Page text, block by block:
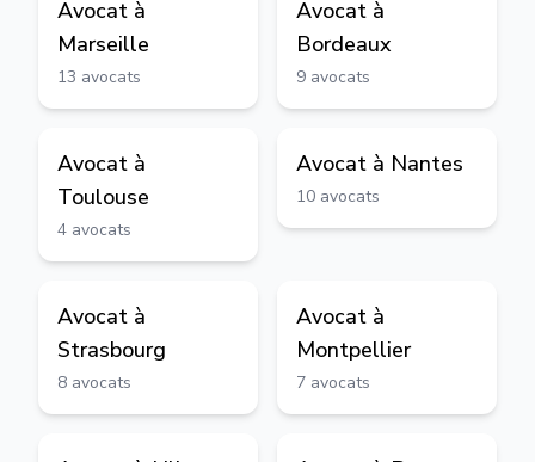
Avocat à
Marseille
13 avocats
Avocat à
Bordeaux
9 avocats
Avocat à
Toulouse
4 avocats
Avocat à Nantes
10 avocats
Avocat à
Strasbourg
8 avocats
Avocat à
Montpellier
7 avocats